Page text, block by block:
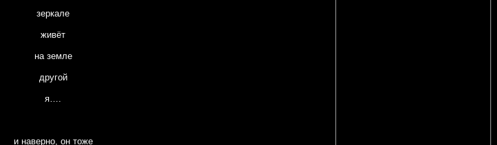
зеркале
живёт
на земле
другой
я….
и наверно, он тоже